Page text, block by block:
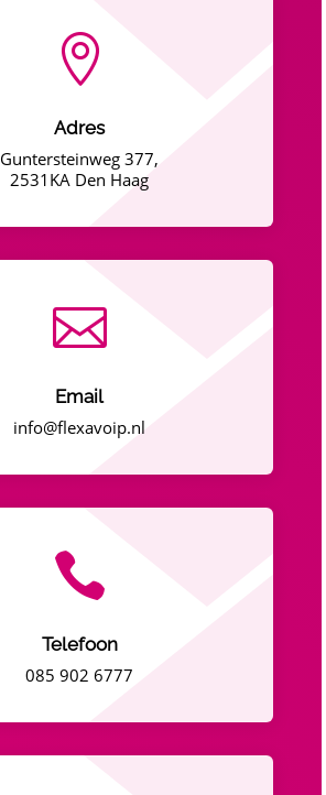

Adres
Guntersteinweg 377,
2531KA Den Haag

Email
info@flexavoip.nl

Telefoon
085 902 6777